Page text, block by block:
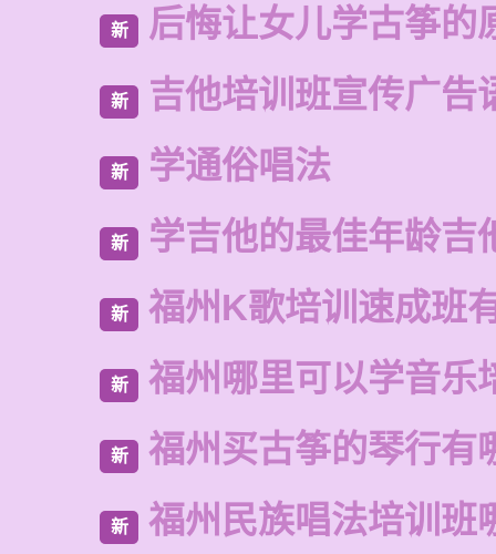
新 后悔让女儿学古筝的
新 吉他培训班宣传广告
新 学通俗唱法
新 学吉他的最佳年龄吉
新 福州K歌培训速成班
新 福州哪里可以学音乐
新 福州买古筝的琴行有
新 福州民族唱法培训班